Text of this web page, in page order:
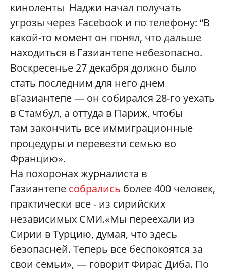
киноленты Наджи начал получать
угрозы через Facebook и по телефону: “В
какой-то момент он понял, что дальше
находиться в Газиантепе небезопасно.
Воскресенье 27 декабря должно было
стать последним для него днем
вГазиантепе — он собирался 28-го уехать
в Стамбул, а оттуда в Париж, чтобы
там закончить все иммиграционные
процедуры и перевезти семью во
Францию».
На похоронах журналиста в
Газиантепе собрались более 400 человек,
практически все- из сирийских
независимых СМИ.«Мы переехали из
Сирии в Турцию, думая, что здесь
безопасней. Теперь все беспокоятся за
свои семьи», — говорит Фирас Диба. По